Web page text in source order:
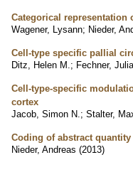
Categorical representation
Wagener, Lysann; Nieder,
Cell-type specific pallial
Ditz, Helen M. ; Fechner, Julia
Cell-type-specific
cortex
Jacob, Simon N. ; Stalter,
Coding of abstract
Nieder, Andreas (2013)